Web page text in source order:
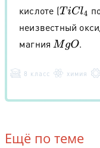
кислоте (TiCl4
неизвестный
магния MgO .
8 класс химия
Ещё по теме